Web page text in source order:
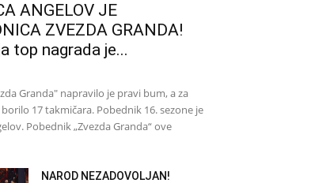
ANGELOV JE
ZVEZDA GRANDA!
top nagrada je...
Granda" napravilo je pravi bum, a za
17 takmičara. Pobednik 16. sezone je
Pobednik „Zvezda Granda“ ove
NAROD NEZADOVOLJAN!